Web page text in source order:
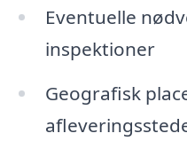
Eventuelle
inspektioner
Geografisk